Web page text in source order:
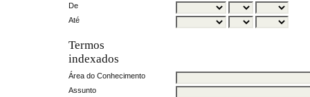
De
Até
Termos
indexados
Área do Conhecimento
Assunto